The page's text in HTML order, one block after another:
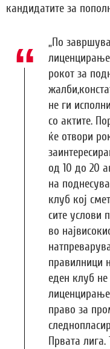
кандидатите за
„По
рокот за
не ги
со актите.
ќе отвори
од 10 до 20
на
клуб кој
сите услови
во
правилници
еден клуб не
право за
Првата лига.